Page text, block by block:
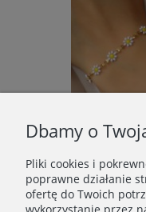
Dbamy o
Pliki cookies i
poprawne działanie
ofertę do Twoich